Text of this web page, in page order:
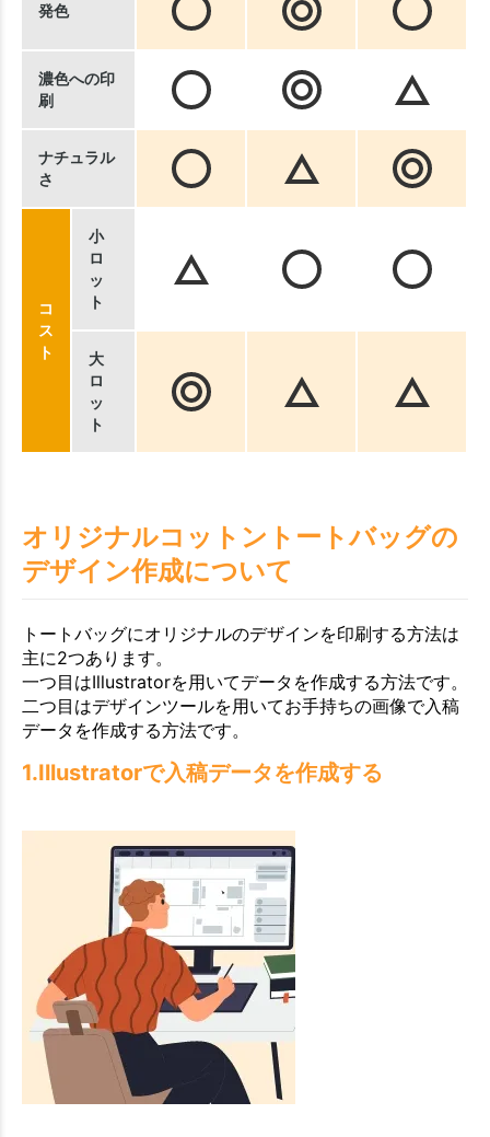
発色
濃色への印
刷
ナチュラル
さ
コ
ス
ト
小
ロ
ッ
ト
大
ロ
ッ
ト
オリジナルコットントートバッグの
デザイン作成について
トートバッグにオリジナルのデザインを印刷する方法は
主に2つあります。
一つ目はIllustratorを用いてデータを作成する方法です。
二つ目はデザインツールを用いてお手持ちの画像で入稿
データを作成する方法です。
1.Illustratorで入稿データを作成する